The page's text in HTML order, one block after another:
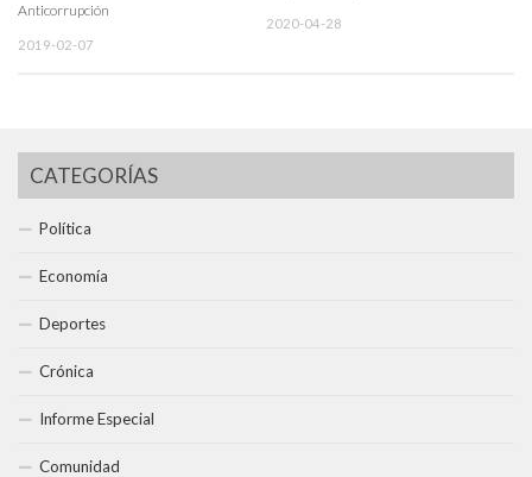
Anticorrupción
2019-02-07
2020-04-28
CATEGORÍAS
Política
Economía
Deportes
Crónica
Informe Especial
Comunidad